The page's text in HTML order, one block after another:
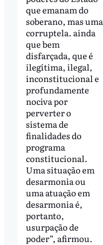
que emanam do
soberano, mas uma
corruptela. ainda
que bem
disfarçada, que é
ilegítima, ilegal,
inconstitucional e
profundamente
nociva por
perverter o
sistema de
finalidades do
programa
constitucional.
Uma situação em
desarmonia ou
uma atuação em
desarmonia é,
portanto,
usurpação de
poder”, afirmou.